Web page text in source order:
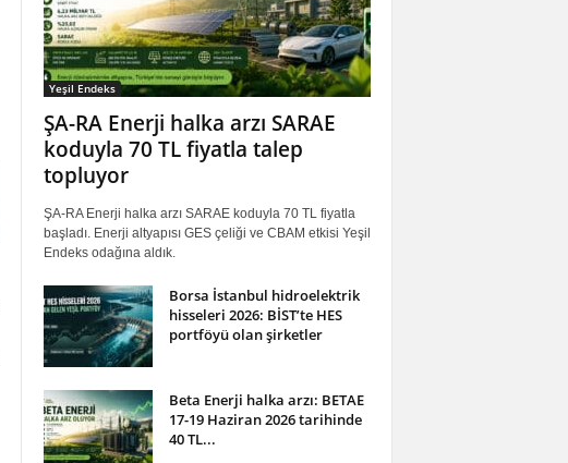
Yeşil Endeks
ŞA-RA Enerji halka arzı SARAE
koduyla 70 TL fiyatla talep
topluyor
ŞA-RA Enerji halka arzı SARAE koduyla 70 TL fiyatla
başladı. Enerji altyapısı GES çeliği ve CBAM etkisi Yeşil
Endeks odağına aldık.
Borsa İstanbul hidroelektrik
hisseleri 2026: BİST’te HES
portföyü olan şirketler
Beta Enerji halka arzı: BETAE
17-19 Haziran 2026 tarihinde
40 TL...